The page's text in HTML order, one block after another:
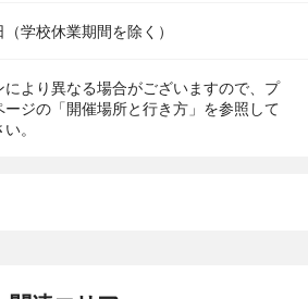
学校休業期間を除く）
により異なる場合がございますので、プ
ージの「開催場所と行き方」を参照して
。